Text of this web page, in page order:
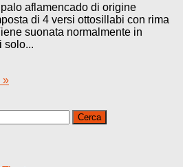
aflamencado di origine
di 4 versi ottosillabi con rima
suonata normalmente in
solo...
»